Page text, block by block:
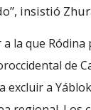
insistió
la que
de
excluir a